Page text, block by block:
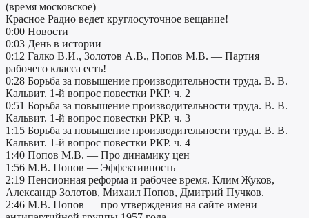
(время московское)
Красное Радио ведет круглосуточное вещание!
0:00 Новости
0:03 День в истории
0:12 Галко В.И., Золотов А.В., Попов М.В. — Партия
рабочего класса есть!
0:28 Борьба за повышение производительности труда. В. В.
Кальвит. 1-й вопрос повестки РКР. ч. 2
0:51 Борьба за повышение производительности труда. В. В.
Кальвит. 1-й вопрос повестки РКР. ч. 3
1:15 Борьба за повышение производительности труда. В. В.
Кальвит. 1-й вопрос повестки РКР. ч. 4
1:40 Попов М.В. — Про динамику цен
1:56 М.В. Попов — Эффективность
2:19 Пенсионная реформа и рабочее время. Клим Жуков,
Александр Золотов, Михаил Попов, Дмитрий Пучков.
2:46 М.В. Попов — про утверждения на сайте имени